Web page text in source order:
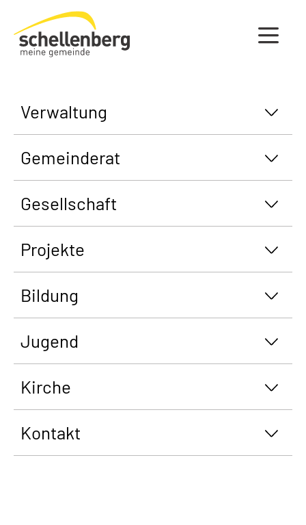
Gemeinde Schellenberg Startseite
Verwaltung
Gemeinderat
Gesellschaft
Projekte
Bildung
Jugend
Kirche
Kontakt